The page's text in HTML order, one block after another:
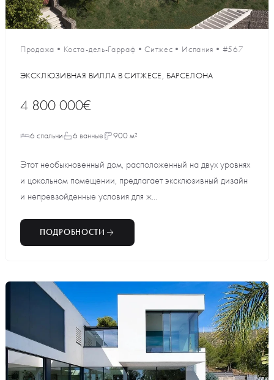
Продажа • Коста-дель-Гарраф •Ситжес • Испания • #567
ЭКСКЛЮЗИВНАЯ ВИЛЛА В СИТЖЕСЕ, БАРСЕЛОНА
4 800 000€
6 спальни 6 ванные 900 м²
Этот необыкновенный дом, расположенный на двух уровнях
и цокольном помещении, предлагает эксклюзивный дизайн
и непревзойденные условия для ж...
ПОДРОБНОСТИ